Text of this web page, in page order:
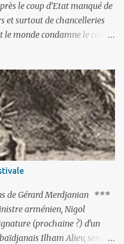
le coup d’Etat manqué de
et surtout de chancelleries
monde condamne le coup
et pour certains sur la
de Gérard Merdjanian ***
arménien, Nigol
(prochaine ?) d'un
Ilham Aliev, serait